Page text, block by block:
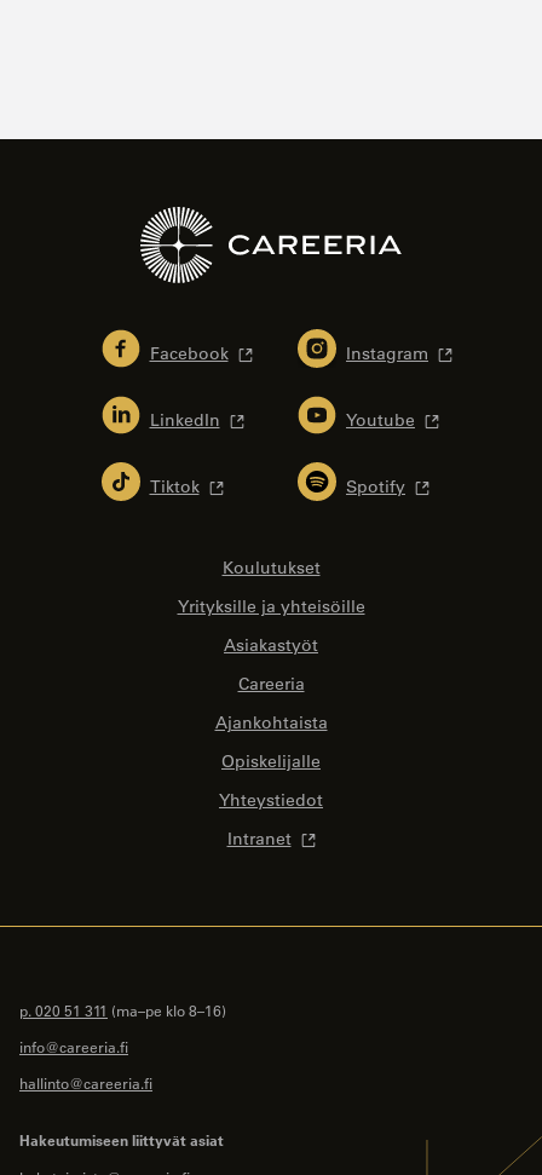
Facebook Instagram
LinkedIn Youtube
Tiktok Spotify
Koulutukset
Yrityksille ja yhteisöille
Asiakastyöt
Careeria
Ajankohtaista
Opiskelijalle
Yhteystiedot
Intranet
p. 020 51 311 (ma–pe klo 8–16)
info@careeria.fi
hallinto@careeria.fi
Hakeutumiseen liittyvät asiat